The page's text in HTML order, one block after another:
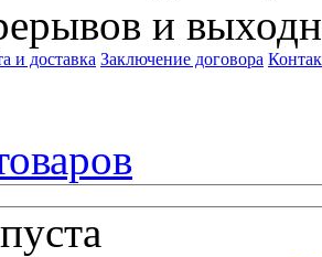
и
и доставка Заключение договора